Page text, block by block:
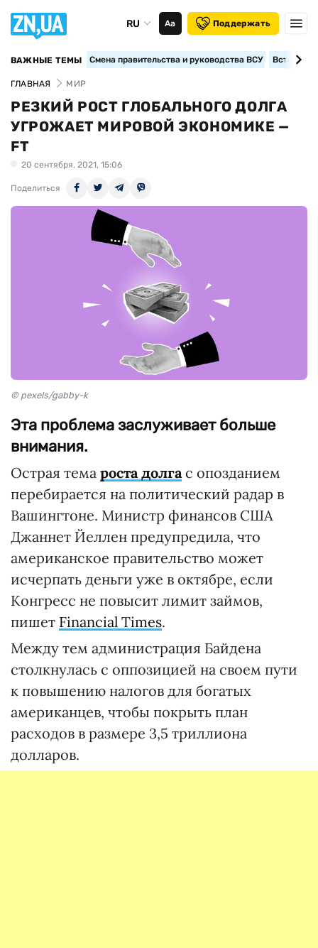
RU Аа Поддержать
ВАЖНЫЕ ТЕМЫ Смена правительства и руководства ВСУ
ГЛАВНАЯ МИР
РЕЗКИЙ РОСТ ГЛОБАЛЬНОГО ДОЛГА
УГРОЖАЕТ МИРОВОЙ ЭКОНОМИКЕ —
FT
20 сентября, 2021, 15:06
Поделиться
© pexels/gabby-k
Эта проблема заслуживает больше
внимания.
Острая тема роста долга с опозданием
перебирается на политический радар в
Вашингтоне. Министр финансов США
Джаннет Йеллен предупредила, что
американское правительство может
исчерпать деньги уже в октябре, если
Конгресс не повысит лимит займов,
пишет Financial Times.
Между тем администрация Байдена
столкнулась с оппозицией на своем пути
к повышению налогов для богатых
американцев, чтобы покрыть план
расходов в размере 3,5 триллиона
долларов.